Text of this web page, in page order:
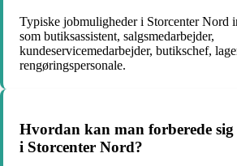
Typiske jobmuligheder i Storcenter Nord
som butiksassistent, salgsmedarbejder,
kundeservicemedarbejder, butikschef,
rengøringspersonale.
Hvordan kan man forberede
i Storcenter Nord?